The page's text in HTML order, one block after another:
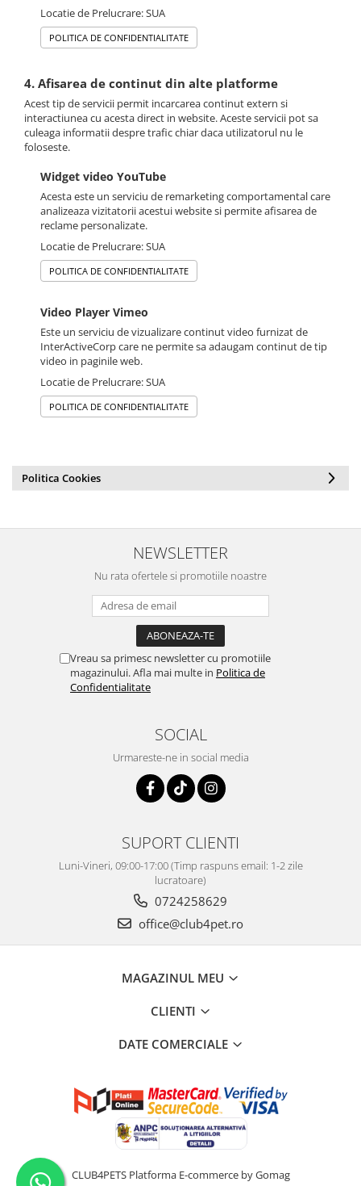
Locatie de Prelucrare: SUA
POLITICA DE CONFIDENTIALITATE
4. Afisarea de continut din alte platforme
Acest tip de servicii permit incarcarea continut extern si
interactiunea cu acesta direct in website. Aceste servicii pot sa
culeaga informatii despre trafic chiar daca utilizatorul nu le
foloseste.
Widget video YouTube
Acesta este un serviciu de remarketing comportamental care
analizeaza vizitatorii acestui website si permite afisarea de
reclame personalizate.
Locatie de Prelucrare: SUA
POLITICA DE CONFIDENTIALITATE
Video Player Vimeo
Este un serviciu de vizualizare continut video furnizat de
InterActiveCorp care ne permite sa adaugam continut de tip
video in paginile web.
Locatie de Prelucrare: SUA
POLITICA DE CONFIDENTIALITATE
Politica Cookies
NEWSLETTER
Nu rata ofertele si promotiile noastre
Vreau sa primesc newsletter cu promotiile
magazinului. Afla mai multe in Politica de
Confidentialitate
SOCIAL
Urmareste-ne in social media
SUPORT CLIENTI
Luni-Vineri, 09:00-17:00 (Timp raspuns email: 1-2 zile
lucratoare)
0724258629
office@club4pet.ro
MAGAZINUL MEU
CLIENTI
DATE COMERCIALE
CLUB4PETS Platforma E-commerce by Gomag